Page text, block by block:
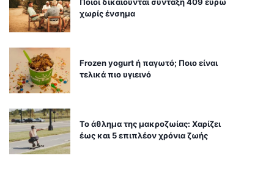
χωρίς ένσημα
Frozen yogurt ή παγωτό; Ποιο είναι
τελικά πιο υγιεινό
Το άθλημα της μακροζωίας: Χαρίζει
έως και 5 επιπλέον χρόνια ζωής